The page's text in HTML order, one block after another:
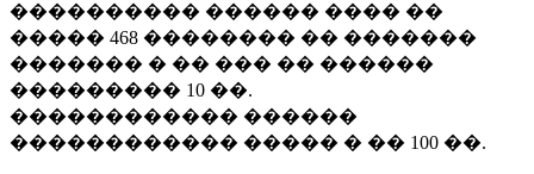
���������� ������ ���� ��
����� 468 �������� �� �������
������� � �� ��� �� ������
��������� 10 ��.
������������ ������
������������ ����� � �� 100 ��.